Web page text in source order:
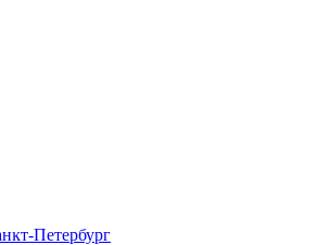
Петербург